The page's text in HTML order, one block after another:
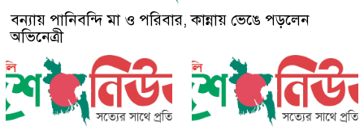
বন্যায় পানিবন্দি মা ও পরিবার, কান্নায় ভেঙে পড়লেন
অভিনেত্রী